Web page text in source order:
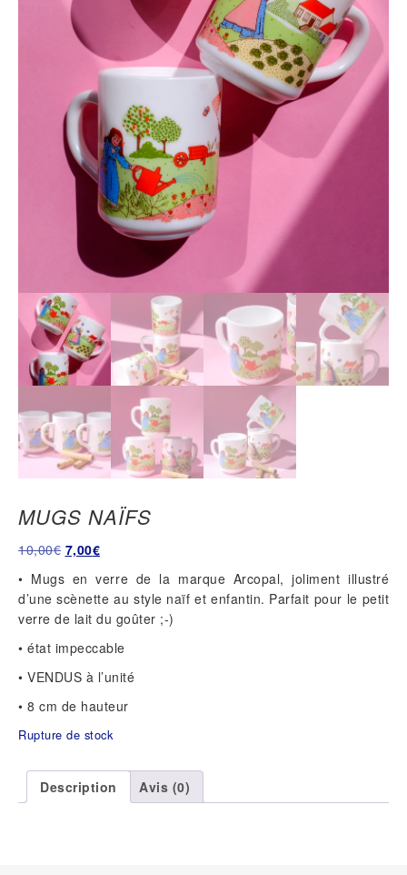
MUGS NAÏFS
10,00€ Le
initial
était :
10,00€.
7,00€Le
actuel
est :
7,00€.
• Mugs en verre de la marque Arcopal, joliment illustré
d’une scènette au style naïf et enfantin. Parfait pour le petit
verre de lait du goûter ;-)
• état impeccable
• VENDUS à l’unité
• 8 cm de hauteur
Rupture de stock
Description Avis (0)